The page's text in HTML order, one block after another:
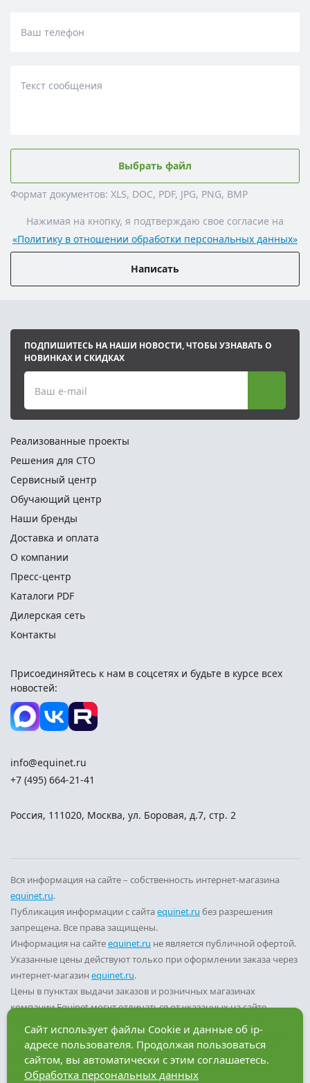
Ваш телефон
Текст сообщения
Выбрать файл
Формат документов: XLS, DOC, PDF, JPG, PNG, BMP
Нажимая на кнопку, я подтверждаю свое согласие на
«Политику в отношении обработки персональных данных»
Написать
ПОДПИШИТЕСЬ НА НАШИ НОВОСТИ, ЧТОБЫ УЗНАВАТЬ О
НОВИНКАХ И СКИДКАХ
Ваш e-mail
Реализованные проекты
Решения для СТО
Сервисный центр
Обучающий центр
Наши бренды
Доставка и оплата
О компании
Пресс-центр
Каталоги PDF
Дилерская сеть
Контакты
Присоединяйтесь к нам в соцсетях и будьте в курсе всех
новостей:
info@equinet.ru
+7 (495) 664-21-41
Россия, 111020, Москва, ул. Боровая, д.7, стр. 2
Вся информация на сайте – собственность интернет-магазина
equinet.ru.
Публикация информации с сайтаequinet.ru без разрешения
запрещена. Все права защищены.
Информация на сайтеequinet.ru не является публичной офертой.
Указанные цены действуют только при оформлении заказа через
интернет-магазин equinet.ru.
Цены в пунктах выдачи заказов и розничных магазинах
компании Equinet могут отличаться от указанных на сайте.
Вы принимаете условия
политики конфиденциальности
пользовательского соглашения
каждый раз, когда оставляете
свои данные в любой форме обратной связи на сайте
Разработка сайта — компания «Факт»
Сайт использует файлы Cookie и данные об ip-
адресе пользователя. Продолжая пользоваться
сайтом, вы автоматически с этим соглашаетесь.
Обработка персональных данных